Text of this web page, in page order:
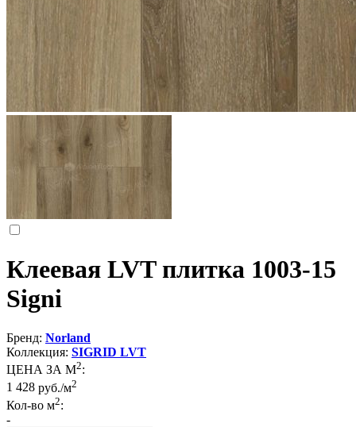
Клеевая LVT плитка 1003-15
Signi
Бренд: Norland
Коллекция: SIGRID LVT
ЦЕНА ЗА М2:
1 428 руб./м2
Кол-во м2:
-